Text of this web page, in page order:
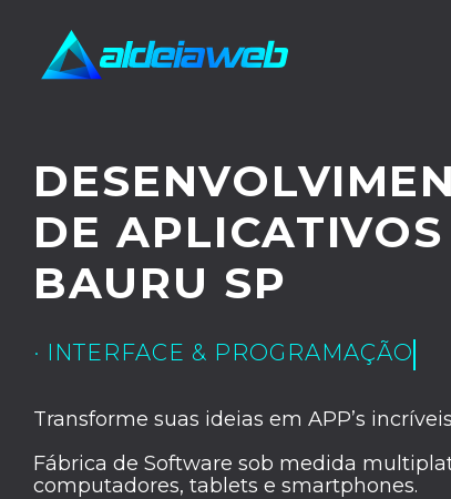
DE APLICATIVOS
BAURU SP
· UX/UI DESIGN
Transforme suas ideias em APP’s
Fábrica de Software sob medida
computadores, tablets e smartphones.